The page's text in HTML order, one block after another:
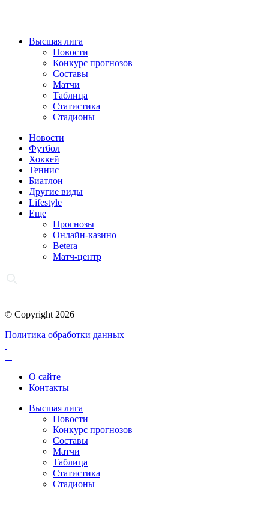
Высшая лига
Новости
Конкурс прогнозов
Составы
Матчи
Таблица
Статистика
Стадионы
Новости
Футбол
Хоккей
Теннис
Биатлон
Другие виды
Lifestyle
Еще
Прогнозы
Онлайн-казино
Betera
Матч-центр
© Copyright 2026
Политика обработки данных
О сайте
Контакты
Высшая лига
Новости
Конкурс прогнозов
Составы
Матчи
Таблица
Статистика
Стадионы